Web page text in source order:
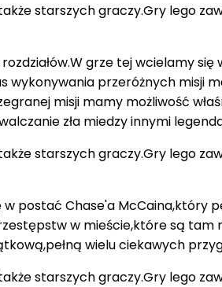
starszych graczy.Gry lego
grze tej wcielamy
wykonywania przeróżnych misji
misji mamy możliwość
zła miedzy innymi
starszych graczy.Gry lego
postać Chase'a McCaina,który
w mieście,które są tam
wielu ciekawych
starszych graczy.Gry lego